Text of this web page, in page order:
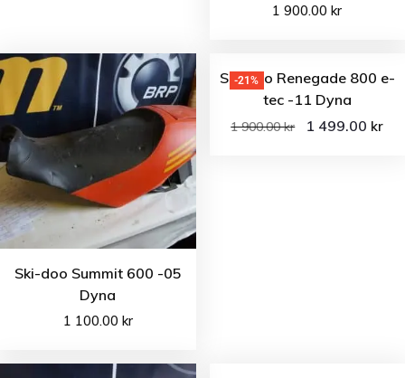
1 900.00kr
Ski-doo Summit 600 -05
Dyna
1 100.00 kr
-21%
Ski-doo Renegade 800 e-
tec -11 Dyna
1 900.00kr 1 499.00 kr